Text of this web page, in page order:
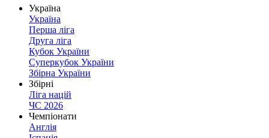
Україна
Україна
Перша ліга
Друга ліга
Кубок України
Суперкубок України
Збірна України
Збірні
Ліга націй
ЧС 2026
Чемпіонати
Англія